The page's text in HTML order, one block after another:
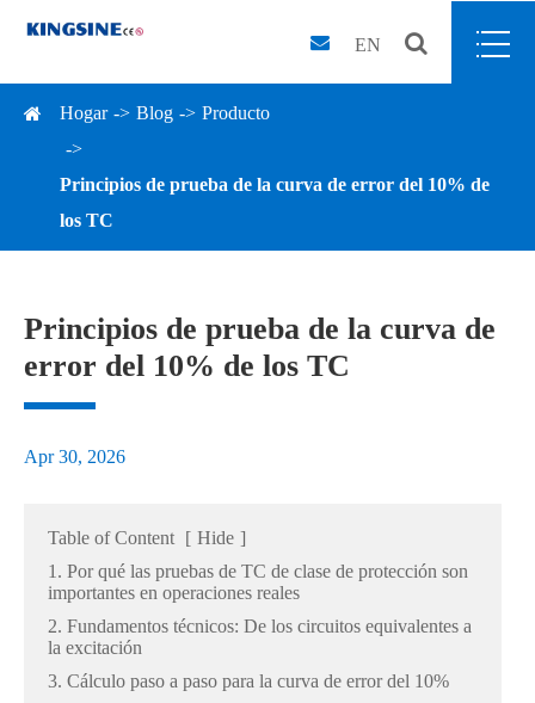
EN
Hogar Blog Producto
Principios de prueba de la curva de error del 10% de
los TC
Principios de prueba de la curva de
error del 10% de los TC
Apr 30, 2026
Table of Content [ Hide ]
1. Por qué las pruebas de TC de clase de protección son
importantes en operaciones reales
2. Fundamentos técnicos: De los circuitos equivalentes a
la excitación
3. Cálculo paso a paso para la curva de error del 10%